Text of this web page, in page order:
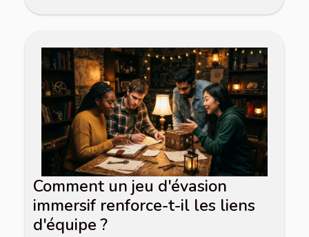
Comment un jeu d'évasion
immersif renforce-t-il les liens
d'équipe ?